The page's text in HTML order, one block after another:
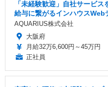
「未経験歓迎」自社サービ
給与に繋がるインハウスWeb
AQUARIUS株式会社
大阪府
月給32万6,600円～45万円
正社員